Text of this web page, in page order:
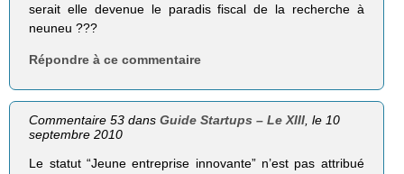
serait elle devenue le paradis fiscal de la recherche à
neuneu ???
Répondre à ce commentaire
Commentaire 53 dansGuide Startups – Le XIII , le 10
septembre 2010
Le statut “Jeune entreprise innovante” n’est pas attribué